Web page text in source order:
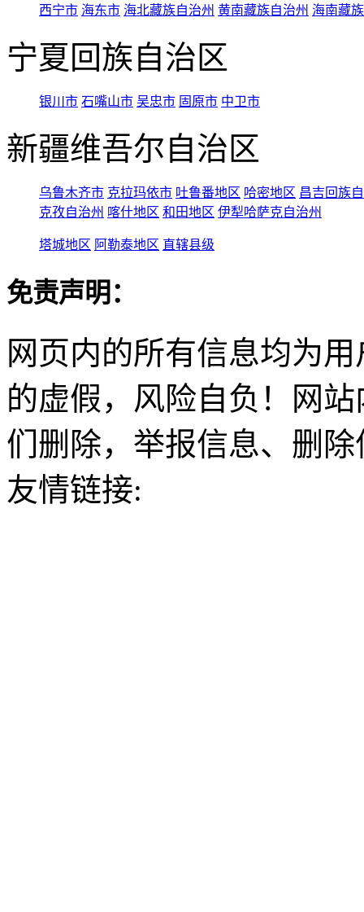
西宁市 海东市 海北藏族自治州 黄南藏族自治州 海南藏
宁夏回族自治区
银川市 石嘴山市 吴忠市 固原市 中卫市
新疆维吾尔自治区
乌鲁木齐市 克拉玛依市 吐鲁番地区 哈密地区 昌吉回族
克孜自治州 喀什地区 和田地区 伊犁哈萨克自治州
塔城地区 阿勒泰地区 直辖县级
免责声明：
网页内的所有信息均为
的虚假，风险自负！网
们删除，举报信息、删
友情链接: